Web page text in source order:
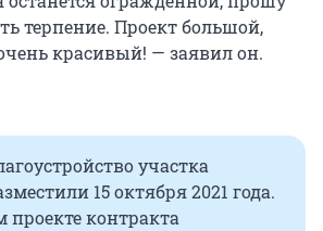
терпение. Проект большой,
красивый! — заявил он.
участка
15 октября 2021 года.
контракта